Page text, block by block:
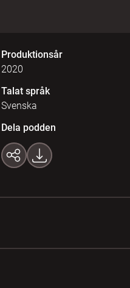
Produktionsår
2020
Talat språk
Svenska
Dela podden